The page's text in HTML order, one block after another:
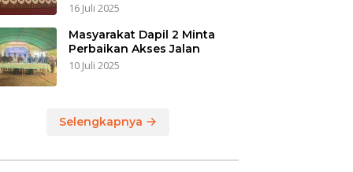
16 Juli 2025
Masyarakat Dapil 2 Minta
Perbaikan Akses Jalan
10 Juli 2025
Selengkapnya